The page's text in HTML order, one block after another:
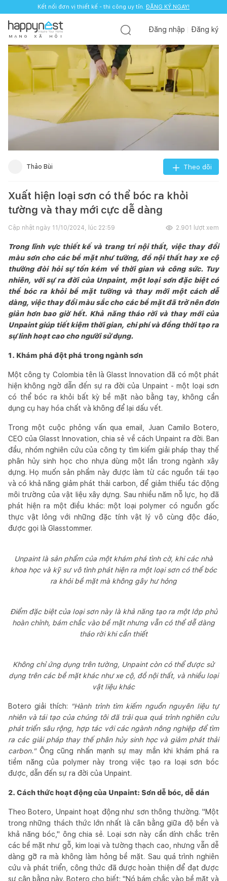
Kết nối đơn vị thiết kế - thi công uy tín. ĐĂNG KÝ NGAY!
M Ạ N G X Ã H Ộ I
Đăng nhập Đăng ký
Thảo Bùi Theo dõi
Xuất hiện loại sơn có thể bóc ra khỏi
tường và thay mới cực dễ dàng
Cập nhật ngày 11/10/2024, lúc 22:59 2.901 lượt xem
Trong lĩnh vực thiết kế và trang trí nội thất, việc thay đổi
màu sơn cho các bề mặt như tường, đồ nội thất hay xe cộ
thường đòi hỏi sự tốn kém về thời gian và công sức. Tuy
nhiên, với sự ra đời của Unpaint, một loại sơn đặc biệt có
thể bóc ra khỏi bề mặt tường và thay mới một cách dễ
dàng, việc thay đổi màu sắc cho các bề mặt đã trở nên đơn
giản hơn bao giờ hết. Khả năng tháo rời và thay mới của
Unpaint giúp tiết kiệm thời gian, chi phí và đồng thời tạo ra
sự linh hoạt cao cho người sử dụng.
1. Khám phá đột phá trong ngành sơn
Một công ty Colombia tên là Glasst Innovation đã có một phát
hiện không ngờ dẫn đến sự ra đời của Unpaint - một loại sơn
có thể bóc ra khỏi bất kỳ bề mặt nào bằng tay, không cần
dụng cụ hay hóa chất và không để lại dấu vết.
Trong một cuộc phỏng vấn qua email, Juan Camilo Botero,
CEO của Glasst Innovation, chia sẻ về cách Unpaint ra đời. Ban
đầu, nhóm nghiên cứu của công ty tìm kiếm giải pháp thay thế
phân hủy sinh học cho nhựa dùng một lần trong ngành xây
dựng. Họ muốn sản phẩm này được làm từ các nguồn tái tạo
và có khả năng giảm phát thải carbon, để giảm thiểu tác động
môi trường của vật liệu xây dựng. Sau nhiều năm nỗ lực, họ đã
phát hiện ra một điều khác: một loại polymer có nguồn gốc
thực vật lỏng với những đặc tính vật lý vô cùng độc đáo,
được gọi là Glasstommer.
Unpaint là sản phẩm của một khám phá tình cờ, khi các nhà
khoa học và kỹ sư vô tình phát hiện ra một loại sơn có thể bóc
ra khỏi bề mặt mà không gây hư hỏng
Điểm đặc biệt của loại sơn này là khả năng tạo ra một lớp phủ
hoàn chỉnh, bám chắc vào bề mặt nhưng vẫn có thể dễ dàng
tháo rời khi cần thiết
Không chỉ ứng dụng trên tường, Unpaint còn có thể được sử
dụng trên các bề mặt khác như xe cộ, đồ nội thất, và nhiều loại
vật liệu khác
Botero giải thích:
"Hành trình tìm kiếm nguồn nguyên liệu tự
nhiên và tái tạo của chúng tôi đã trải qua quá trình nghiên cứu
phát triển sâu rộng, hợp tác với các ngành nông nghiệp để tìm
ra các giải pháp thay thế phân hủy sinh học và giảm phát thải
carbon."Ông cũng nhấn mạnh sự may mắn khi khám phá ra
tiềm năng của polymer này trong việc tạo ra loại sơn bóc
được, dẫn đến sự ra đời của Unpaint.
2. Cách thức hoạt động của Unpaint: Sơn dễ bóc, dễ dán
Theo Botero, Unpaint hoạt động như sơn thông thường. "Một
trong những thách thức lớn nhất là cân bằng giữa độ bền và
khả năng bóc," ông chia sẻ. Loại sơn này cần dính chắc trên
các bề mặt như gỗ, kim loại và tường thạch cao, nhưng vẫn dễ
dàng gỡ ra mà không làm hỏng bề mặt. Sau quá trình nghiên
cứu và phát triển, công thức đã được hoàn thiện để đạt được
sự cân bằng này. Botero cho biết: "Nó bám chắc vào bề mặt và